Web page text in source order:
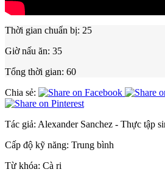
Thời gian chuẩn bị: 25
Giờ nấu ăn: 35
Tổng thời gian: 60
Chia sẻ:
Tác giả: Alexander Sanchez - Thực tập
Cấp độ kỹ năng: Trung bình
Từ khóa: Cà ri